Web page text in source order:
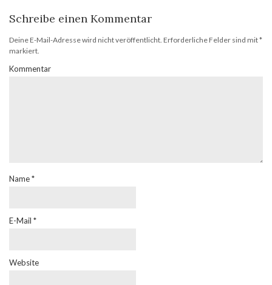
Schreibe einen Kommentar
Deine E-Mail-Adresse wird nicht veröffentlicht. Erforderliche Felder sind mit*
markiert.
Kommentar
Name*
E-Mail *
Website